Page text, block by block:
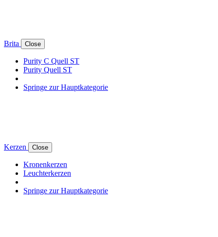
Brita Close
Purity C Quell ST
Purity Quell ST
Springe zur Hauptkategorie
Kerzen Close
Kronenkerzen
Leuchterkerzen
Springe zur Hauptkategorie